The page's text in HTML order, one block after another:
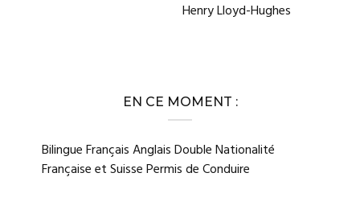
Henry Lloyd-Hughes
EN CE MOMENT :
Bilingue Français Anglais Double Nationalité
Française et Suisse Permis de Conduire